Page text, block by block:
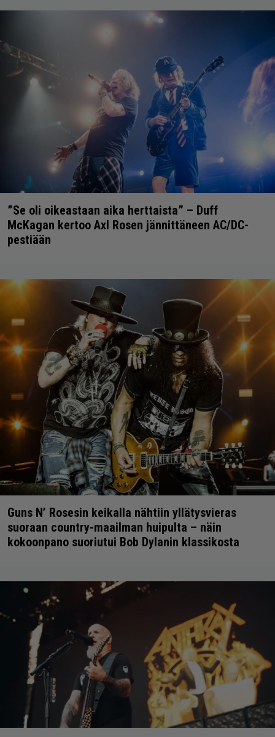
”Se oli oikeastaan aika herttaista” – Duff
McKagan kertoo Axl Rosen jännittäneen AC/DC-
pestiään
Guns N’ Rosesin keikalla nähtiin yllätysvieras
suoraan country-maailman huipulta – näin
kokoonpano suoriutui Bob Dylanin klassikosta